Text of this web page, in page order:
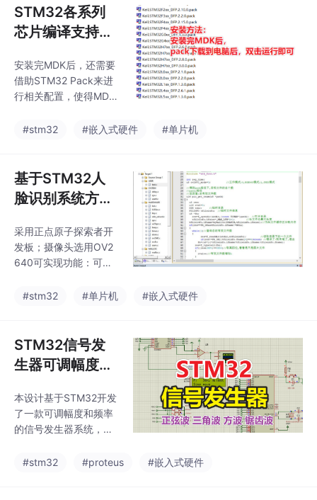
5编程语言：C语言芯片
可以替换为STC89C52/
STC89C51/AT89C52/
片。一、该简易计算器
设计硬件电路采用三部
分电路模块构成：1、键
矩
STM32各系列
芯片编译支持包
安装完MDK后，还需要
借助STM32 Pack来进
行相关配置，使得MDK
#stm32
#嵌入式硬件 #单片机
基于STM32人
脸识别系统方案
+设计说明书）
采用正点原子探索者开
发板；摄像头选用OV2
640可实现功能：可以
定义DIY；可以自由的
键可以实现人脸识别。
如果在系统库中会提示
是那个人，如果不在会
醒：本历程需要使用SD
卡，相关文件会出存在
SD卡中，同时人脸识别
本，准确率不能达到10
#stm32 #单片机 #嵌入式硬件
STM32信号发
生器可调幅度频
波、方波、三角
波、锯齿波_pro
+报告+讲解
本设计基于STM32开发
了一款可调幅度和频率
的信号发生器系统，通
统支持四种波形输出
#stm32 #proteus #嵌入式硬件